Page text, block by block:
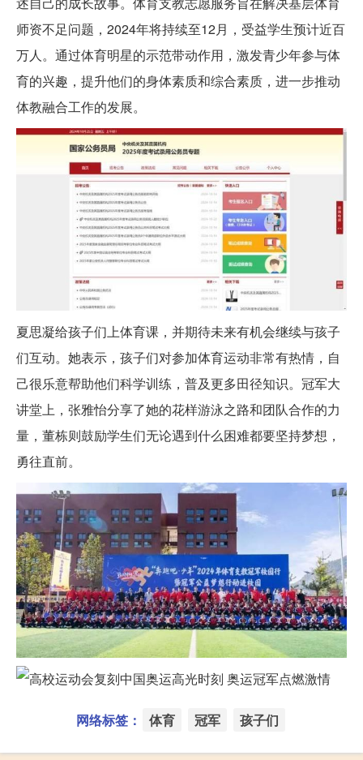
师资不足问题，2024年将持续至12月，受益学生预计近百
万人。通过体育明星的示范带动作用，激发青少年参与体
育的兴趣，提升他们的身体素质和综合素质，进一步推动
体教融合工作的发展。
夏思凝给孩子们上体育课，并期待未来有机会继续与孩子
们互动。她表示，孩子们对参加体育运动非常有热情，自
己很乐意帮助他们科学训练，普及更多田径知识。冠军大
讲堂上，张雅怡分享了她的花样游泳之路和团队合作的力
量，董栋则鼓励学生们无论遇到什么困难都要坚持梦想，
勇往直前。
网络标签： 体育 冠军 孩子们